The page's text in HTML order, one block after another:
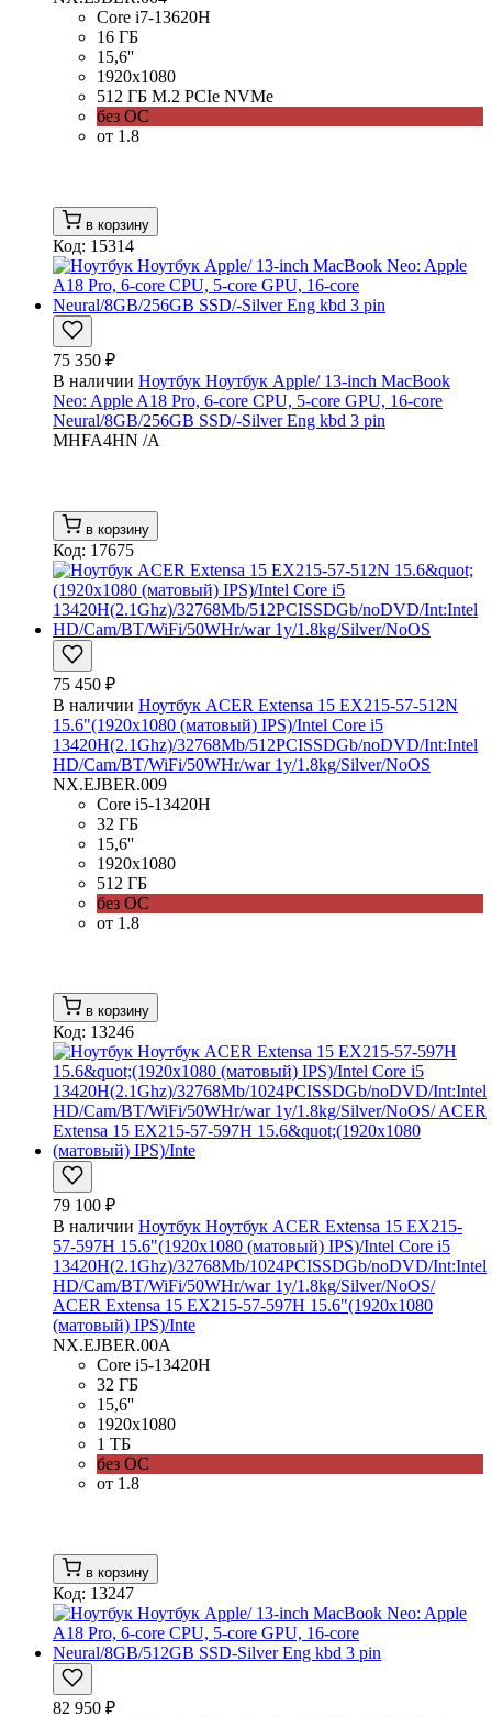
Core i7-13620H
16 ГБ
15,6''
1920x1080
512 ГБ M.2 PCIe NVMe
без ОС
от 1.8
в корзину
Код: 15314
75 350 ₽
В наличии Ноутбук Ноутбук Apple/ 13-inch MacBook
Neo: Apple A18 Pro, 6-core CPU, 5-core GPU, 16-core
Neural/8GB/256GB SSD/-Silver Eng kbd 3 pin
MHFA4HN /A
в корзину
Код: 17675
75 450 ₽
В наличии Ноутбук ACER Extensa 15 EX215-57-512N
15.6"(1920x1080 (матовый) IPS)/Intel Core i5
13420H(2.1Ghz)/32768Mb/512PCISSDGb/noDVD/Int:Intel
HD/Cam/BT/WiFi/50WHr/war 1y/1.8kg/Silver/NoOS
NX.EJBER.009
Core i5-13420H
32 ГБ
15,6''
1920x1080
512 ГБ
без ОС
от 1.8
в корзину
Код: 13246
79 100 ₽
В наличии Ноутбук Ноутбук ACER Extensa 15 EX215-
57-597H 15.6"(1920x1080 (матовый) IPS)/Intel Core i5
13420H(2.1Ghz)/32768Mb/1024PCISSDGb/noDVD/Int:Intel
HD/Cam/BT/WiFi/50WHr/war 1y/1.8kg/Silver/NoOS/
ACER Extensa 15 EX215-57-597H 15.6"(1920x1080
(матовый) IPS)/Inte
NX.EJBER.00A
Core i5-13420H
32 ГБ
15,6''
1920x1080
1 ТБ
без ОС
от 1.8
в корзину
Код: 13247
82 950 ₽